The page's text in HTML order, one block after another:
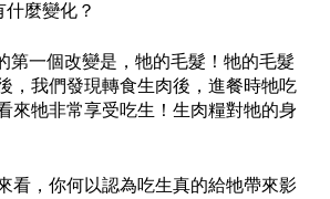
麼變化？
第一個改變是，牠的毛髮！牠的毛髮
，我們發現轉食生肉後，進餐時牠吃
來牠非常享受吃生！生肉糧對牠的身
看，你何以認為吃生真的給牠帶來影